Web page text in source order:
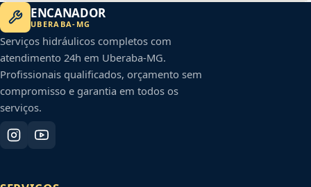
ENCANADOR
UBERABA- MG
Serviços hidráulicos completos com
atendimento 24h em Uberaba-MG.
Profissionais qualificados, orçamento sem
compromisso e garantia em todos os
serviços.